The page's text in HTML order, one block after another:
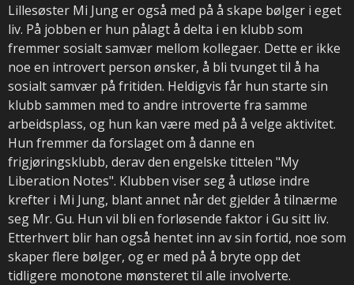
Lillesøster Mi Jung er også med på å skape bølger i eget
liv. På jobben er hun pålagt å delta i en klubb som
fremmer sosialt samvær mellom kollegaer. Dette er ikke
noe en introvert person ønsker, å bli tvunget til å ha
sosialt samvær på fritiden. Heldigvis får hun starte sin
klubb sammen med to andre introverte fra samme
arbeidsplass, og hun kan være med på å velge aktivitet.
Hun fremmer da forslaget om å danne en
frigjøringsklubb, derav den engelske tittelen "My
Liberation Notes". Klubben viser seg å utløse indre
krefter i Mi Jung, blant annet når det gjelder å tilnærme
seg Mr. Gu. Hun vil bli en forløsende faktor i Gu sitt liv.
Etterhvert blir han også hentet inn av sin fortid, noe som
skaper flere bølger, og er med på å bryte opp det
tidligere monotone mønsteret til alle involverte.